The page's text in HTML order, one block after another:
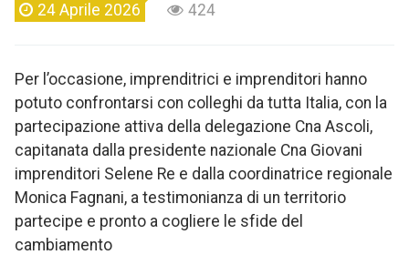
24 Aprile 2026 424
Per l’occasione, imprenditrici e imprenditori hanno
potuto confrontarsi con colleghi da tutta Italia, con la
partecipazione attiva della delegazione Cna Ascoli,
capitanata dalla presidente nazionale Cna Giovani
imprenditori Selene Re e dalla coordinatrice regionale
Monica Fagnani, a testimonianza di un territorio
partecipe e pronto a cogliere le sfide del
cambiamento